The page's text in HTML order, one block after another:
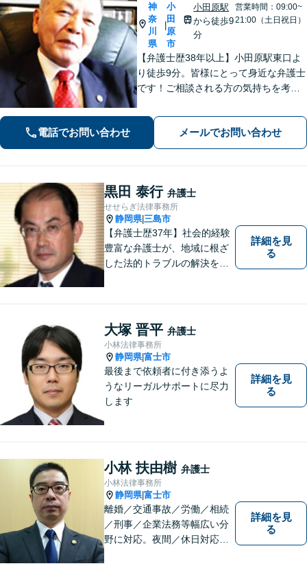
神
奈
川
県
小
田
原
市
小田原駅
から徒歩9
分
営業時間：09:00~
21:00（土日祝日）
【弁護士歴38年以上】小田原駅東口よ
り徒歩9分。皆様にとって身近な弁護士
です！ご相談される方の気持ちを考え
して頼んで良かったと思われる、そう
いう弁護士でいようと日々努めていま
す。 まずはご相談ください。
電話でお問い合わせ メールでお問い合わせ
黒田 泰行 弁護士
せせらぎ法律事務所
静岡県| 三島市
【弁護士歴37年】社会的経験
豊富な弁護士が、地域に根ざ
した法的トラブルの解決を目
人・法人問わず誠実に対応い
たします。
詳細を見
る
大塚 晋平 弁護士
小林法律事務所
静岡県|富士市
最後まで依頼者に付き添うよ
うなリーガルサポートに尽力
します
詳細を見
る
小林 扶由樹 弁護士
小林法律事務所
静岡県|富士市
離婚／交通事故／労働／相続
／刑事／企業法務等幅広い分
野に対応。夜間／休日対応
詳細を見
る